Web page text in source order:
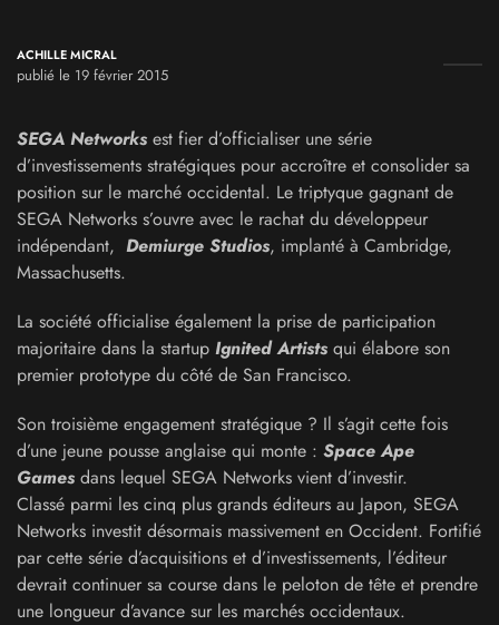
ACHILLE MICRAL
publié le 19 février 2015
SEGA Networks est fier d’officialiser une série
d’investissements stratégiques pour accroître et consolider sa
position sur le marché occidental. Le triptyque gagnant de
SEGA Networks s’ouvre avec le rachat du développeur
indépendant, Demiurge Studios, implanté à Cambridge,
Massachusetts.
La société officialise également la prise de participation
majoritaire dans la startup Ignited Artists qui élabore son
premier prototype du côté de San Francisco.
Son troisième engagement stratégique ? Il s’agit cette fois
d’une jeune pousse anglaise qui monte : Space Ape
Games dans lequel SEGA Networks vient d’investir.
Classé parmi les cinq plus grands éditeurs au Japon, SEGA
Networks investit désormais massivement en Occident. Fortifié
par cette série d’acquisitions et d’investissements, l’éditeur
devrait continuer sa course dans le peloton de tête et prendre
une longueur d’avance sur les marchés occidentaux.